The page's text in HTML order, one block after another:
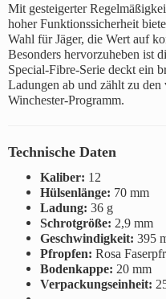
Mit gesteigerter
hoher Funktionssicherheit
Wahl für Jäger, die Wert auf
Besonders hervorzuheben ist
Special-Fibre-Serie deckt ein
Ladungen ab und zählt zu
Winchester-Programm.
Technische Daten
Kaliber: 12
Hülsenlänge: 70 mm
Ladung: 36 g
Schrotgröße: 2,9 mm
Geschwindigkeit: 395
Pfropfen: Rosa
Bodenkappe: 20 mm
Verpackungseinheit: